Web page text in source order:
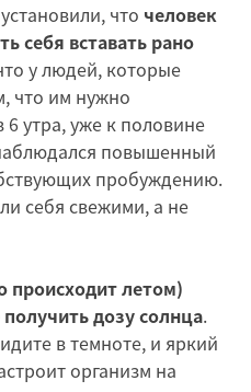
что человек
себя вставать рано
у людей, которые
что им нужно
6 утра, уже к половине
повышенный
пробуждению.
себя свежими, а не
происходит летом)
дозу солнца.
в темноте, и яркий
организм на